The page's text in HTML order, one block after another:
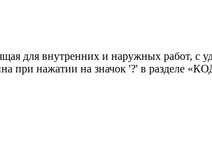
для внутренних и наружных работ, с
при нажатии на значок '?' в разделе